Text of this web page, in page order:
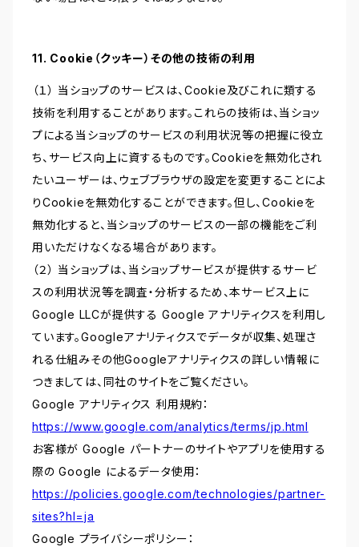
11. Cookie（クッキー）その他の技術の利用
（１） 当ショップのサービスは、Cookie及びこれに類する
技術を利用することがあります。これらの技術は、当ショッ
プによる当ショップのサービスの利用状況等の把握に役立
ち、サービス向上に資するものです。Cookieを無効化され
たいユーザーは、ウェブブラウザの設定を変更することによ
りCookieを無効化することができます。但し、Cookieを
無効化すると、当ショップのサービスの一部の機能をご利
用いただけなくなる場合があります。
（２） 当ショップは、当ショップサービスが提供するサービ
スの利用状況等を調査・分析するため、本サービス上に
Google LLCが提供する Google アナリティクスを利用し
ています。Googleアナリティクスでデータが収集、処理さ
れる仕組みその他Googleアナリティクスの詳しい情報に
つきましては、同社のサイトをご覧ください。
Google アナリティクス 利用規約：
https://www.google.com/analytics/terms/jp.html
お客様が Google パートナーのサイトやアプリを使用する
際の Google によるデータ使用：
https://policies.google.com/technologies/partner-
sites?hl=ja
Google プライバシーポリシー：